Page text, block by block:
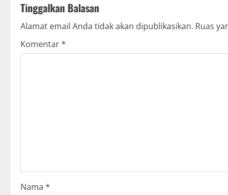
a
v
i
n
Tinggalkan Balasan
Alamat email Anda tidak akan dipublikasikan. Ruas
Komentar*
Nama *